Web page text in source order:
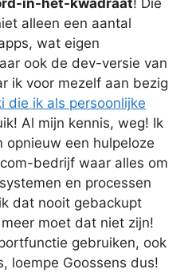
alleen een aantal
wat eigen
ook de dev-versie van
ik voor mezelf aan bezig
die ik als persoonlijke
Al mijn kennis, weg! Ik
opnieuw een hulpeloze
bedrijf waar alles om
en processen
dat nooit gebackupt
moet dat niet zijn!
gebruiken, ook
loempe Goossens dus!